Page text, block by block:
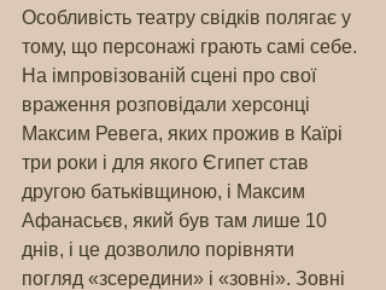
Особливість театру свідків полягає у
тому, що персонажі грають самі себе.
На імпровізованій сцені про свої
враження розповідали херсонці
Максим Ревега, яких прожив в Каїрі
три роки і для якого Єгипет став
другою батьківщиною, і Максим
Афанасьєв, який був там лише 10
днів, і це дозволило порівняти
погляд «зсередини» і «зовні». Зовні